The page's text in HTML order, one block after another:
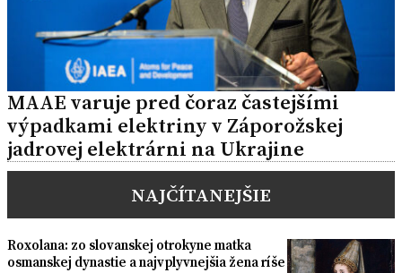
MAAE varuje pred čoraz častejšími
výpadkami elektriny v Záporožskej
jadrovej elektrárni na Ukrajine
NAJČÍTANEJŠIE
Roxolana: zo slovanskej otrokyne matka
osmanskej dynastie a najvplyvnejšia žena ríše